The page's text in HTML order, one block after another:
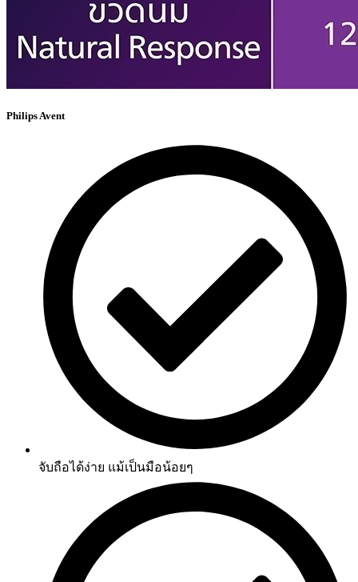
Philips Avent
จับถือได้ง่าย แม้เป็นมือน้อยๆ